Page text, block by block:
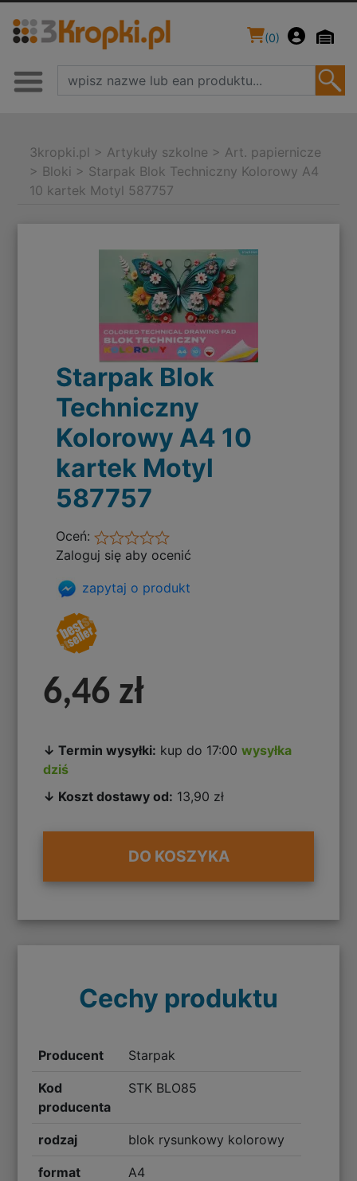
(0)
3kropki.pl > Artykuły szkolne > Art. papiernicze
> Bloki > Starpak Blok Techniczny Kolorowy A4
10 kartek Motyl 587757
Starpak Blok
Techniczny
Kolorowy A4 10
kartek Motyl
587757
Oceń:
Zaloguj się aby ocenić
zapytaj o produkt
6,46 zł
↓ Termin wysyłki: kup do 17:00wysyłka
dziś
↓ Koszt dostawy od: 13,90 zł
DO KOSZYKA
Cechy produktu
Producent Starpak
Kod
producenta
STK BLO85
rodzaj blok rysunkowy kolorowy
format A4